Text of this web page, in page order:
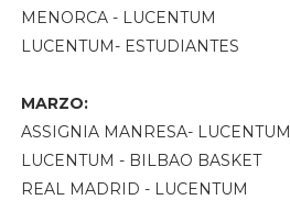
MENORCA - LUCENTUM
LUCENTUM- ESTUDIANTES
MARZO:
ASSIGNIA MANRESA- LUCENTUM
LUCENTUM - BILBAO BASKET
REAL MADRID - LUCENTUM